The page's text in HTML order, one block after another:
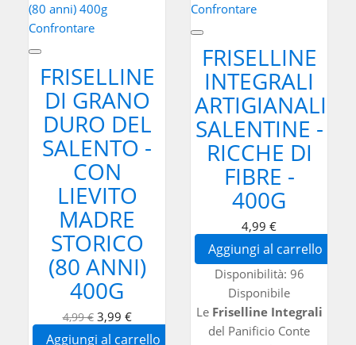
Confrontare
FRISELLINE
DI GRANO
DURO DEL
SALENTO -
CON
LIEVITO
MADRE
STORICO
(80 ANNI)
400G
4,99 € 3,99 €
Aggiungi al carrello
Confrontare
FRISELLINE
INTEGRALI
ARTIGIANALI
SALENTINE -
RICCHE DI
FIBRE -
400G
4,99 €
Aggiungi al carrello
Disponibilità: 96
Disponibile
Le Friselline Integrali
del Panificio Conte